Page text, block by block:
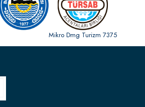
Mikro Dmg Turizm 7375